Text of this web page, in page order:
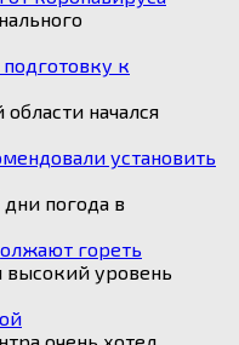
к
начался
установить
погода в
гореть
высокий уровень